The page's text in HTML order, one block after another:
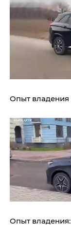
Опыт владения
Опыт владения: